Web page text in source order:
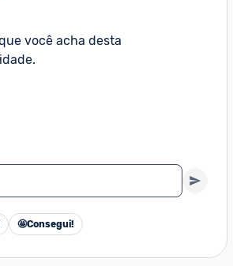
você acha desta
🤩Consegui!